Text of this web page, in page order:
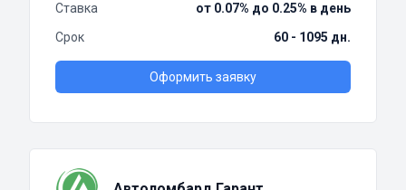
Ставка
от 0.07% до 0.25% в день
Срок
60 - 1095 дн.
Оформить заявку